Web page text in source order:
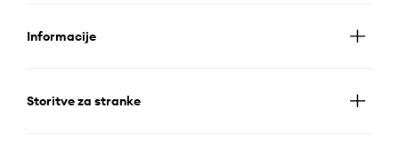
Informacije
Storitve za stranke